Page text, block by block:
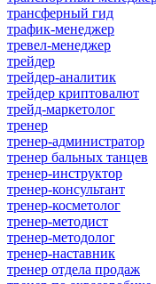
трансферный гид
трафик-менеджер
тревел-менеджер
трейдер
трейдер-аналитик
трейдер криптовалют
трейд-маркетолог
тренер
тренер-администратор
тренер бальных танцев
тренер-инструктор
тренер-консультант
тренер-косметолог
тренер-методист
тренер-методолог
тренер-наставник
тренер отдела продаж